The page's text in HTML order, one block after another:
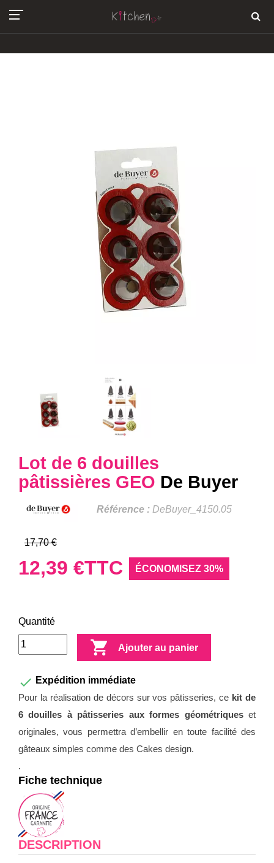
Lot de 6 douilles
pâtissières GEO De Buyer
Référence : DeBuyer_4150.05
17,70 €
12,39 €TTC ÉCONOMISEZ 30%
Quantité
 Ajouter au panier
 Expédition immédiate
Pour la réalisation de décors sur vos pâtisseries, ce kit de
6 douilles à pâtisseries aux formes géométriques et
originales, vous permettra d’embellir en toute facilité des
gâteaux simples comme des Cakes design.
.
Fiche technique
DESCRIPTION